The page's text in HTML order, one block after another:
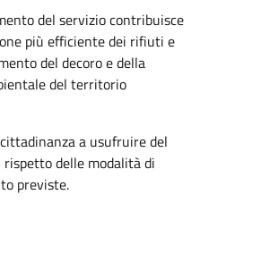
del servizio contribuisce
più efficiente dei rifiuti e
del decoro e della
del territorio
a usufruire del
delle modalità di
previste.